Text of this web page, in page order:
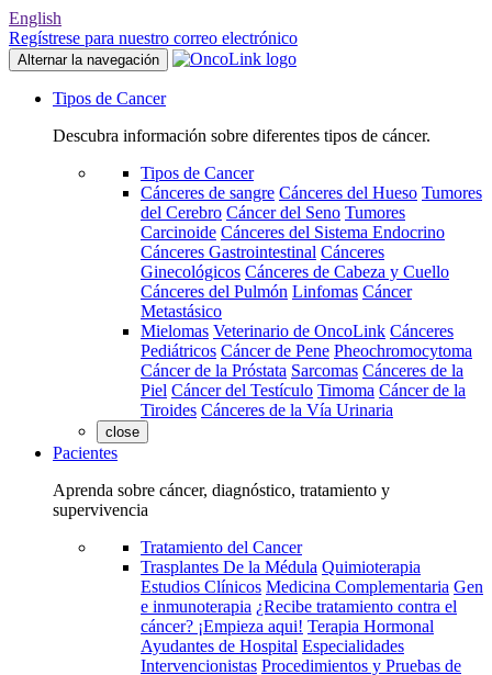
English
Regístrese para nuestro correo electrónico
Alternar la navegación
Tipos de Cancer
Descubra información sobre diferentes tipos de cáncer.
Tipos de Cancer
Cánceres de sangre Cánceres del Hueso Tumores
del Cerebro Cáncer del Seno Tumores
Carcinoide Cánceres del Sistema Endocrino
Cánceres Gastrointestinal Cánceres
Ginecológicos Cánceres de Cabeza y Cuello
Cánceres del Pulmón Linfomas Cáncer
Metastásico
Mielomas Veterinario de OncoLink Cánceres
Pediátricos Cáncer de Pene Pheochromocytoma
Cáncer de la Próstata Sarcomas Cánceres de la
Piel Cáncer del Testículo Timoma Cáncer de la
Tiroides Cánceres de la Vía Urinaria
close
Pacientes
Aprenda sobre cáncer, diagnóstico, tratamiento y
supervivencia
Tratamiento del Cancer
Trasplantes De la Médula Quimioterapia
Estudios Clínicos Medicina Complementaria Gen
e inmunoterapia ¿Recibe tratamiento contra el
cáncer? ¡Empieza aqui! Terapia Hormonal
Ayudantes de Hospital Especialidades
Intervencionistas Procedimientos y Pruebas de